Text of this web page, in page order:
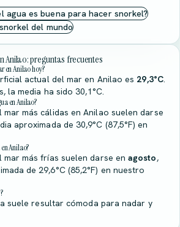
agua es buena para hacer snorkel?
del mundo
Anilao: preguntas frecuentes
en Anilao hoy?
actual del mar en Anilao es 29,3°C.
la media ha sido 30,1°C.
en Anilao?
más cálidas en Anilao suelen darse
aproximada de 30,9°C (87,5°F) en
Anilao?
mar más frías suelen darse enagosto,
de 29,6°C (85,2°F) en nuestro
suele resultar cómoda para nadar y